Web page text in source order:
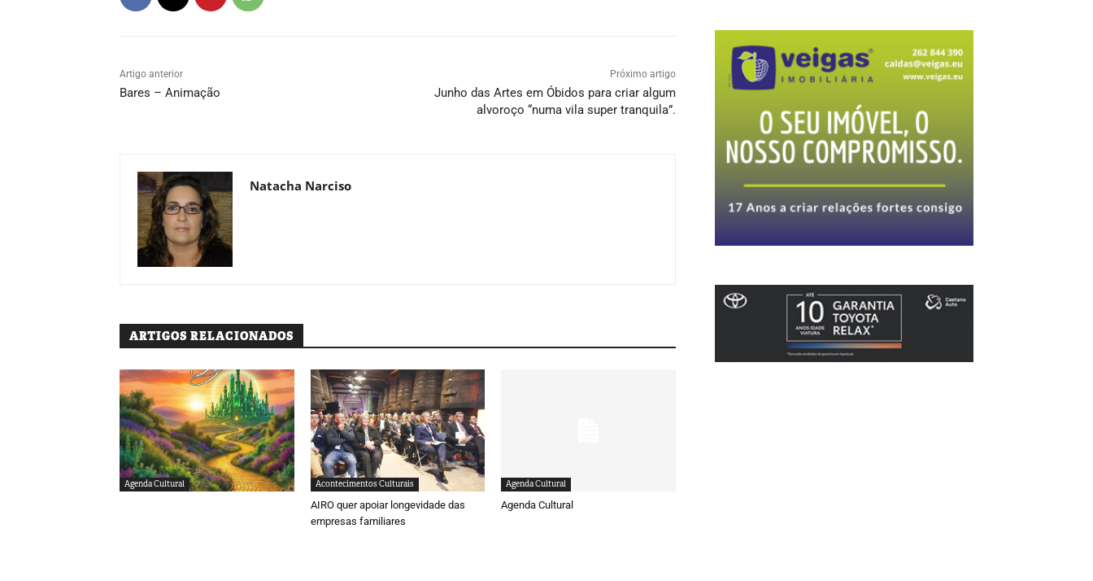
Artigo anterior
Bares – Animação
Próximo artigo
Junho das Artes em Óbidos para criar algum
alvoroço “numa vila super tranquila”.
Natacha Narciso
ARTIGOS RELACIONADOS
Agenda Cultural Acontecimentos Culturais
AIRO quer apoiar longevidade das
empresas familiares
Agenda Cultural
Agenda Cultural